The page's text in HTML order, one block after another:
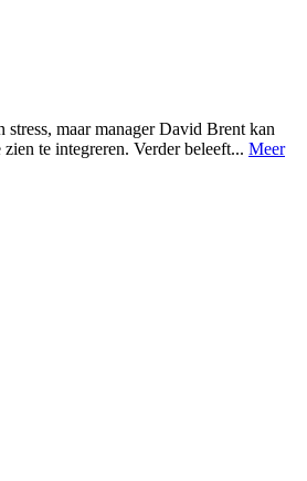
maar manager David Brent kan
te integreren. Verder beleeft... Meer